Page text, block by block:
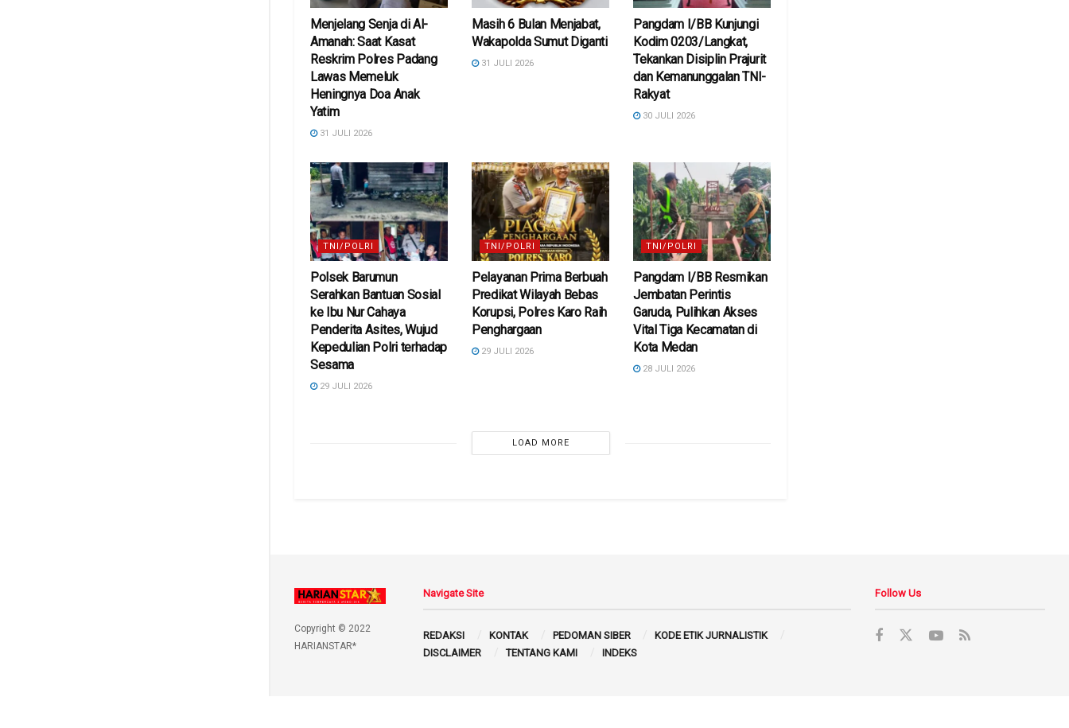
Menjelang Senja di Al-
Amanah: Saat Kasat
Reskrim Polres Padang
Lawas Memeluk
Heningnya Doa Anak
Yatim
31 JULI 2026
Masih 6 Bulan Menjabat,
Wakapolda Sumut Diganti
31 JULI 2026
Pangdam I/BB Kunjungi
Kodim 0203/Langkat,
Tekankan Disiplin Prajurit
dan Kemanunggalan TNI-
Rakyat
30 JULI 2026
TNI/POLRI
Polsek Barumun
Serahkan Bantuan Sosial
ke Ibu Nur Cahaya
Penderita Asites, Wujud
Kepedulian Polri terhadap
Sesama
29 JULI 2026
TNI/POLRI
Pelayanan Prima Berbuah
Predikat Wilayah Bebas
Korupsi, Polres Karo Raih
Penghargaan
29 JULI 2026
TNI/POLRI
Pangdam I/BB Resmikan
Jembatan Perintis
Garuda, Pulihkan Akses
Vital Tiga Kecamatan di
Kota Medan
28 JULI 2026
LOAD MORE
Copyright © 2022
HARIANSTAR*
Navigate Site
REDAKSI KONTAK PEDOMAN SIBER
KODE ETIK JURNALISTIK
DISCLAIMER
TENTANG KAMI INDEKS
Follow Us